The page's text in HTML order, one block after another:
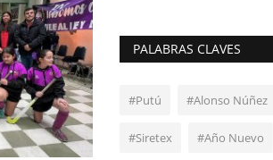
PALABRAS CLAVES
#Putú #Alonso Núñez
#Siretex #Año Nuevo